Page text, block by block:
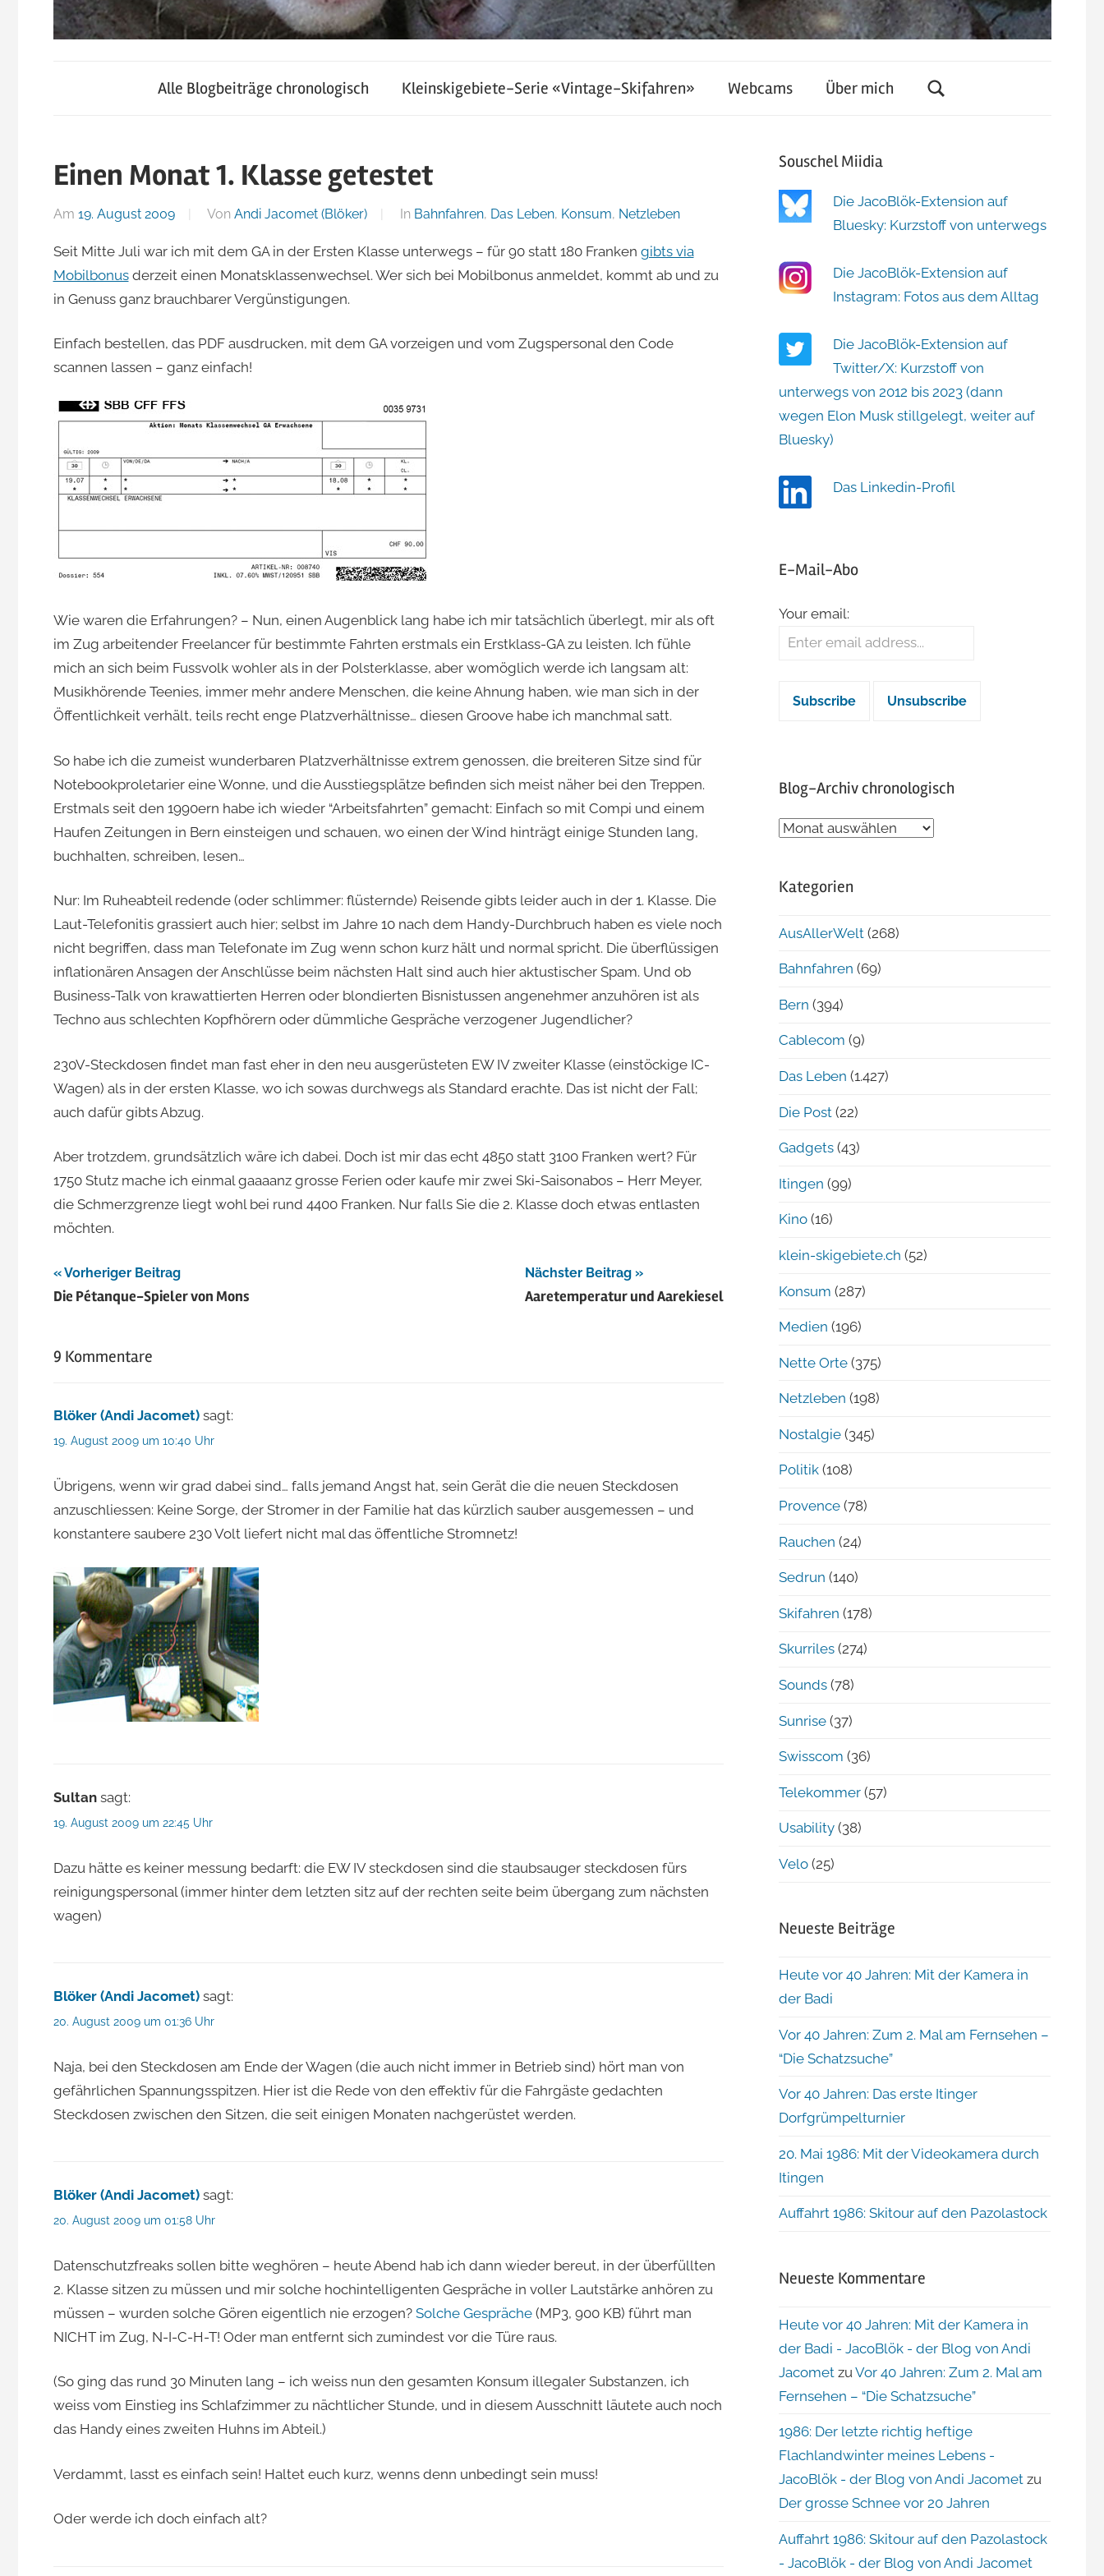
JacoBlök
der
Blog
von
Andi
Jacomet
skigebiete.ch
Alle Blogbeiträge chronologisch Kleinskigebiete-Serie «Vintage-Skifahren» Webcams Über mich
Einen Monat 1. Klasse getestet
Am 19. August 2009 Von Andi Jacomet (Blöker) In Bahnfahren, Das Leben, Konsum, Netzleben
Seit Mitte Juli war ich mit dem GA in der Ersten Klasse unterwegs – für 90 statt 180 Franken gibts via
Mobilbonusderzeit einen Monatsklassenwechsel. Wer sich bei Mobilbonus anmeldet, kommt ab und zu
in Genuss ganz brauchbarer Vergünstigungen.
Einfach bestellen, das PDF ausdrucken, mit dem GA vorzeigen und vom Zugspersonal den Code
scannen lassen – ganz einfach!
Wie waren die Erfahrungen? – Nun, einen Augenblick lang habe ich mir tatsächlich überlegt, mir als oft
im Zug arbeitender Freelancer für bestimmte Fahrten erstmals ein Erstklass-GA zu leisten. Ich fühle
mich an sich beim Fussvolk wohler als in der Polsterklasse, aber womöglich werde ich langsam alt:
Musikhörende Teenies, immer mehr andere Menschen, die keine Ahnung haben, wie man sich in der
Öffentlichkeit verhält, teils recht enge Platzverhältnisse… diesen Groove habe ich manchmal satt.
So habe ich die zumeist wunderbaren Platzverhältnisse extrem genossen, die breiteren Sitze sind für
Notebookproletarier eine Wonne, und die Ausstiegsplätze befinden sich meist näher bei den Treppen.
Erstmals seit den 1990ern habe ich wieder “Arbeitsfahrten” gemacht: Einfach so mit Compi und einem
Haufen Zeitungen in Bern einsteigen und schauen, wo einen der Wind hinträgt einige Stunden lang,
buchhalten, schreiben, lesen…
Nur: Im Ruheabteil redende (oder schlimmer: flüsternde) Reisende gibts leider auch in der 1. Klasse. Die
Laut-Telefonitis grassiert auch hier; selbst im Jahre 10 nach dem Handy-Durchbruch haben es viele noch
nicht begriffen, dass man Telefonate im Zug wenn schon kurz hält und normal spricht. Die überflüssigen
inflationären Ansagen der Anschlüsse beim nächsten Halt sind auch hier aktustischer Spam. Und ob
Business-Talk von krawattierten Herren oder blondierten Bisnistussen angenehmer anzuhören ist als
Techno aus schlechten Kopfhörern oder dümmliche Gespräche verzogener Jugendlicher?
230V-Steckdosen findet man fast eher in den neu ausgerüsteten EW IV zweiter Klasse (einstöckige IC-
Wagen) als in der ersten Klasse, wo ich sowas durchwegs als Standard erachte. Das ist nicht der Fall;
auch dafür gibts Abzug.
Aber trotzdem, grundsätzlich wäre ich dabei. Doch ist mir das echt 4850 statt 3100 Franken wert? Für
1750 Stutz mache ich einmal gaaaanz grosse Ferien oder kaufe mir zwei Ski-Saisonabos – Herr Meyer,
die Schmerzgrenze liegt wohl bei rund 4400 Franken. Nur falls Sie die 2. Klasse doch etwas entlasten
möchten.
Beitragsnavigation
Vorheriger Beitrag
Die Pétanque-Spieler von Mons
Nächster Beitrag
Aaretemperatur und Aarekiesel
9 Kommentare
Blöker (Andi Jacomet) sagt:
19. August 2009 um 10:40 Uhr
Übrigens, wenn wir grad dabei sind… falls jemand Angst hat, sein Gerät die die neuen Steckdosen
anzuschliessen: Keine Sorge, der Stromer in der Familie hat das kürzlich sauber ausgemessen – und
konstantere saubere 230 Volt liefert nicht mal das öffentliche Stromnetz!
Sultan sagt:
19. August 2009 um 22:45 Uhr
Dazu hätte es keiner messung bedarft: die EW IV steckdosen sind die staubsauger steckdosen fürs
reinigungspersonal (immer hinter dem letzten sitz auf der rechten seite beim übergang zum nächsten
wagen)
Blöker (Andi Jacomet) sagt:
20. August 2009 um 01:36 Uhr
Naja, bei den Steckdosen am Ende der Wagen (die auch nicht immer in Betrieb sind) hört man von
gefährlichen Spannungsspitzen. Hier ist die Rede von den effektiv für die Fahrgäste gedachten
Steckdosen zwischen den Sitzen, die seit einigen Monaten nachgerüstet werden.
Blöker (Andi Jacomet) sagt:
20. August 2009 um 01:58 Uhr
Datenschutzfreaks sollen bitte weghören – heute Abend hab ich dann wieder bereut, in der überfüllten
2. Klasse sitzen zu müssen und mir solche hochintelligenten Gespräche in voller Lautstärke anhören zu
müssen – wurden solche Gören eigentlich nie erzogen? Solche Gespräche(MP3, 900 KB) führt man
NICHT im Zug, N-I-C-H-T! Oder man entfernt sich zumindest vor die Türe raus.
(So ging das rund 30 Minuten lang – ich weiss nun den gesamten Konsum illegaler Substanzen, ich
weiss vom Einstieg ins Schlafzimmer zu nächtlicher Stunde, und in diesem Ausschnitt läutete auch noch
das Handy eines zweiten Huhns im Abteil.)
Verdammt, lasst es einfach sein! Haltet euch kurz, wenns denn unbedingt sein muss!
Oder werde ich doch einfach alt?
Souschel Miidia
Die JacoBlök-Extension auf
Bluesky: Kurzstoff von unterwegs
Die JacoBlök-Extension auf
Instagram: Fotos aus dem Alltag
Die JacoBlök-Extension auf
Twitter/X: Kurzstoff von
unterwegs von 2012 bis 2023 (dann
wegen Elon Musk stillgelegt, weiter auf
Bluesky)
Das Linkedin-Profil
E-Mail-Abo
Your email:
Blog-Archiv chronologisch
Blog-
Kategorien
AusAllerWelt (268)
Bahnfahren (69)
Bern (394)
Cablecom (9)
Das Leben (1.427)
Die Post (22)
Gadgets (43)
Itingen (99)
Kino (16)
klein-skigebiete.ch (52)
Konsum (287)
Medien (196)
Nette Orte (375)
Netzleben (198)
Nostalgie (345)
Politik (108)
Provence (78)
Rauchen (24)
Sedrun (140)
Skifahren (178)
Skurriles (274)
Sounds (78)
Sunrise (37)
Swisscom (36)
Telekommer (57)
Usability (38)
Velo (25)
Neueste Beiträge
Heute vor 40 Jahren: Mit der Kamera in
der Badi
Vor 40 Jahren: Zum 2. Mal am Fernsehen –
“Die Schatzsuche”
Vor 40 Jahren: Das erste Itinger
Dorfgrümpelturnier
20. Mai 1986: Mit der Videokamera durch
Itingen
Auffahrt 1986: Skitour auf den Pazolastock
Neueste Kommentare
Heute vor 40 Jahren: Mit der Kamera in
der Badi - JacoBlök - der Blog von Andi
Jacomet zu Vor 40 Jahren: Zum 2. Mal am
Fernsehen – “Die Schatzsuche”
1986: Der letzte richtig heftige
Flachlandwinter meines Lebens -
JacoBlök - der Blog von Andi Jacomet zu
Der grosse Schnee vor 20 Jahren
Auffahrt 1986: Skitour auf den Pazolastock
- JacoBlök - der Blog von Andi Jacomet